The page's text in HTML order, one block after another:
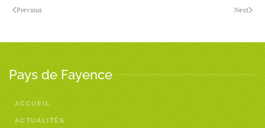
Previous Next
Pays de Fayence
ACCUEIL
ACTUALITÉS